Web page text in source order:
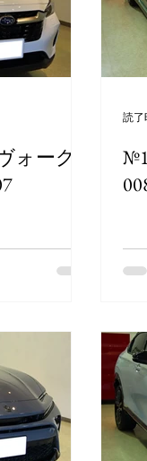
ォーグ
読了